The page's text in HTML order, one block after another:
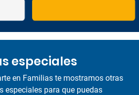
especiales
en Familias te mostramos otras
especiales para que puedas